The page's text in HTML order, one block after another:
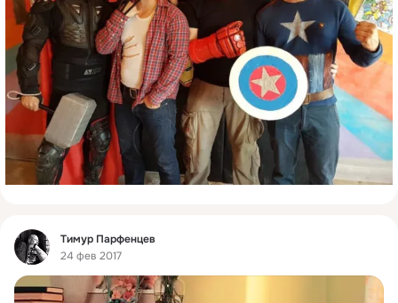
Фид
Тимур Парфенцев
24 фев 2017